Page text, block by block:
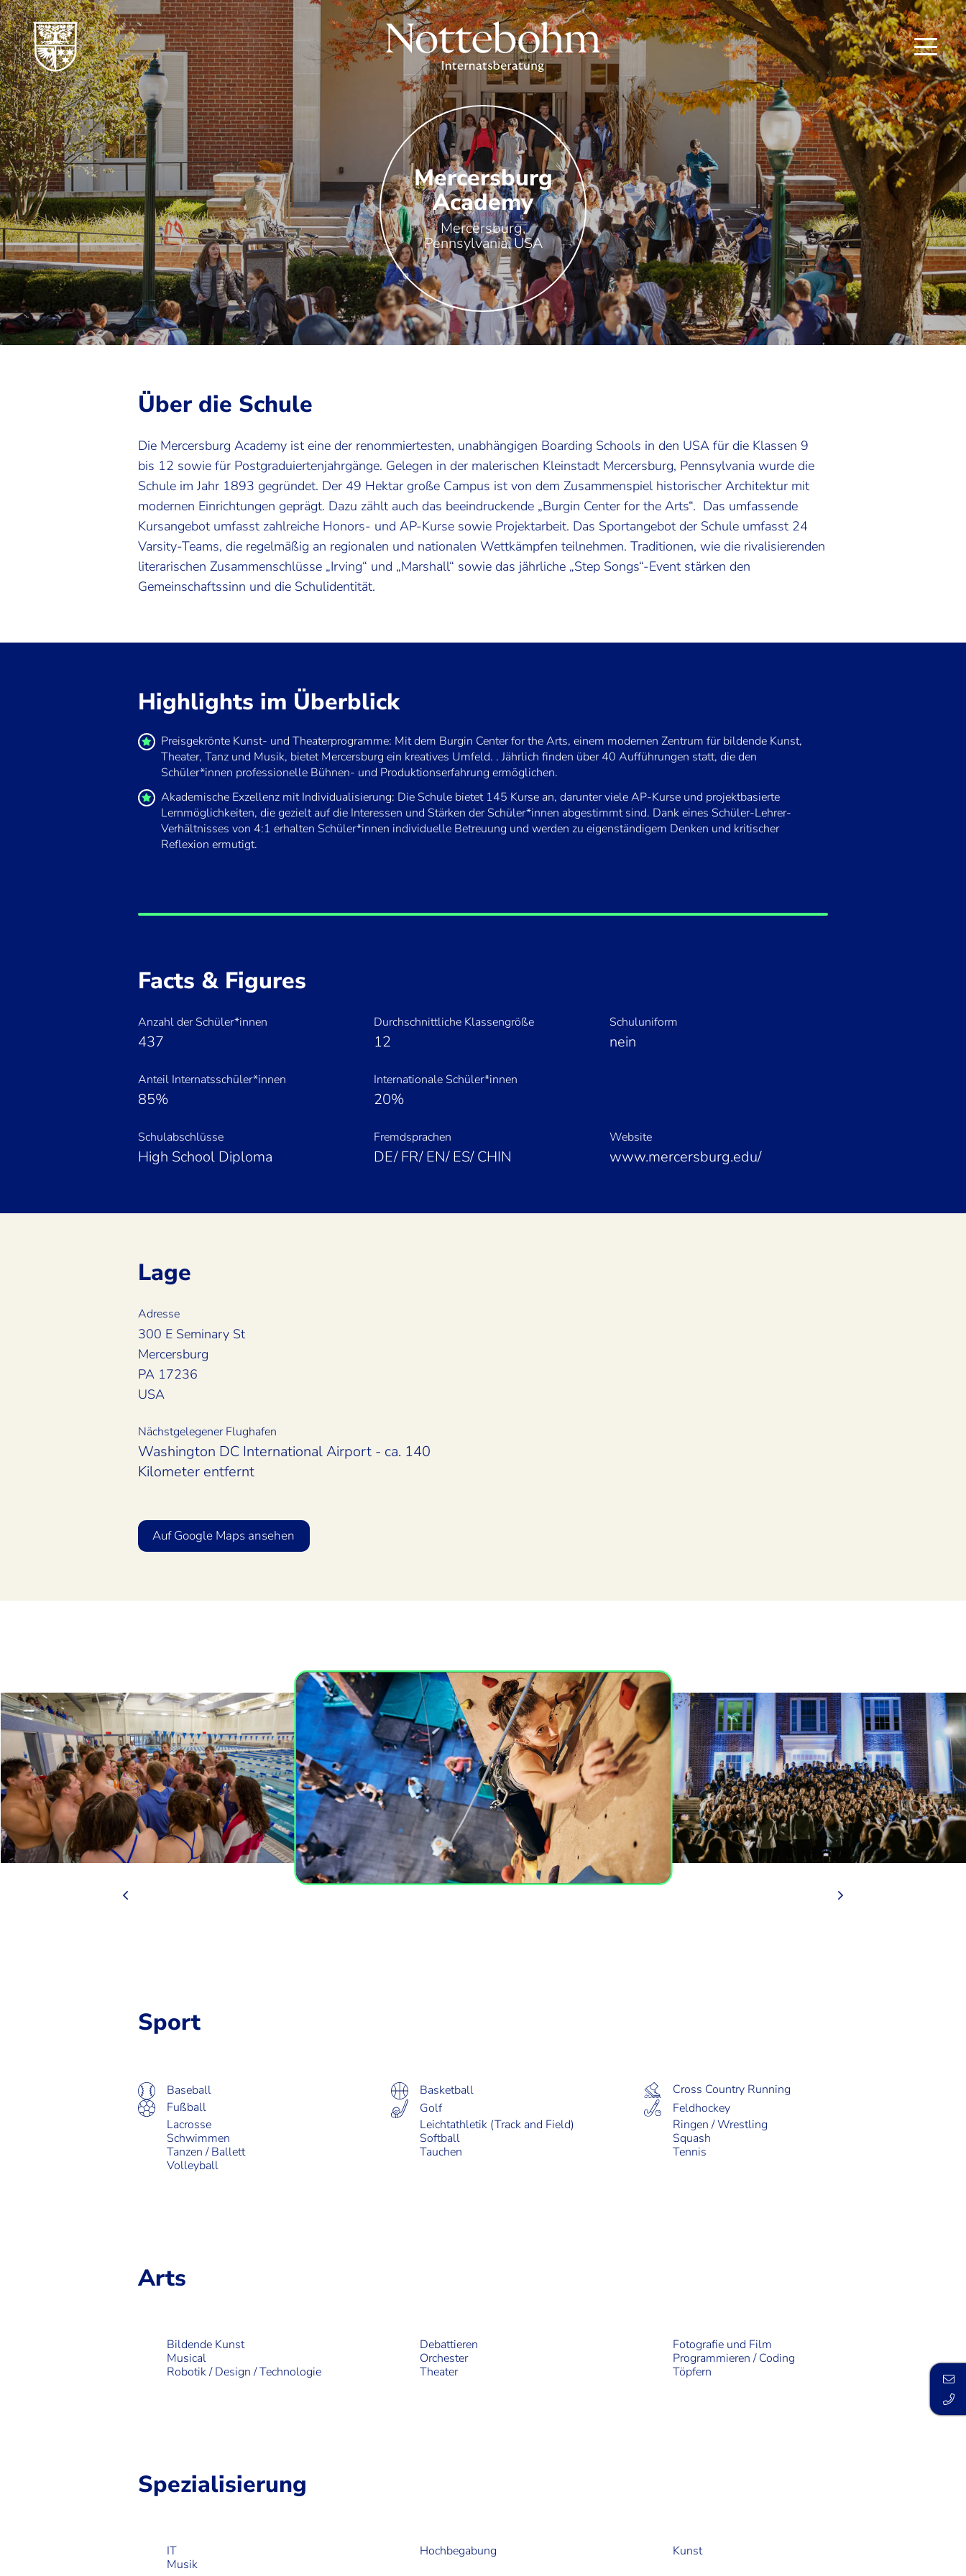
Mercersburg
Academy
Mercersburg,
Pennsylvania, USA
Über die Schule
Die Mercersburg Academy ist eine der renommiertesten, unabhängigen Boarding Schools in den USA für die Klassen 9
bis 12 sowie für Postgraduiertenjahrgänge. Gelegen in der malerischen Kleinstadt Mercersburg, Pennsylvania wurde die
Schule im Jahr 1893 gegründet. Der 49 Hektar große Campus ist von dem Zusammenspiel historischer Architektur mit
modernen Einrichtungen geprägt. Dazu zählt auch das beeindruckende „Burgin Center for the Arts“. Das umfassende
Kursangebot umfasst zahlreiche Honors- und AP-Kurse sowie Projektarbeit. Das Sportangebot der Schule umfasst 24
Varsity-Teams, die regelmäßig an regionalen und nationalen Wettkämpfen teilnehmen. Traditionen, wie die rivalisierenden
literarischen Zusammenschlüsse „Irving“ und „Marshall“ sowie das jährliche „Step Songs“-Event stärken den
Gemeinschaftssinn und die Schulidentität.
Highlights im Überblick
Preisgekrönte Kunst- und Theaterprogramme: Mit dem Burgin Center for the Arts, einem modernen Zentrum für bildende Kunst,
Theater, Tanz und Musik, bietet Mercersburg ein kreatives Umfeld. . Jährlich finden über 40 Aufführungen statt, die den
Schüler*innen professionelle Bühnen- und Produktionserfahrung ermöglichen.
Akademische Exzellenz mit Individualisierung: Die Schule bietet 145 Kurse an, darunter viele AP-Kurse und projektbasierte
Lernmöglichkeiten, die gezielt auf die Interessen und Stärken der Schüler*innen abgestimmt sind. Dank eines Schüler-Lehrer-
Verhältnisses von 4:1 erhalten Schüler*innen individuelle Betreuung und werden zu eigenständigem Denken und kritischer
Reflexion ermutigt.
Facts & Figures
Anzahl der Schüler*innen
437
Durchschnittliche Klassengröße
12
Schuluniform
nein
Anteil Internatsschüler*innen
85%
Internationale Schüler*innen
20%
Schulabschlüsse
High School Diploma
Fremdsprachen
DE/ FR/ EN/ ES/ CHIN
Website
www.mercersburg.edu/
Lage
Adresse
300 E Seminary St
Mercersburg
PA 17236
USA
Nächstgelegener Flughafen
Washington DC International Airport - ca. 140
Kilometer entfernt
Auf Google Maps ansehen
Sport
Baseball Basketball
Cross Country Running
Fußball
Golf
Feldhockey
Lacrosse
Leichtathletik (Track and Field)
Ringen / Wrestling
Schwimmen
Softball
Squash
Tanzen / Ballett
Tauchen
Tennis
Volleyball
Arts
Bildende Kunst Debattieren
Fotografie und Film
Musical
Orchester
Programmieren / Coding
Robotik / Design / Technologie
Theater Töpfern
Spezialisierung
IT Hoch­begabung
Kunst
Musik